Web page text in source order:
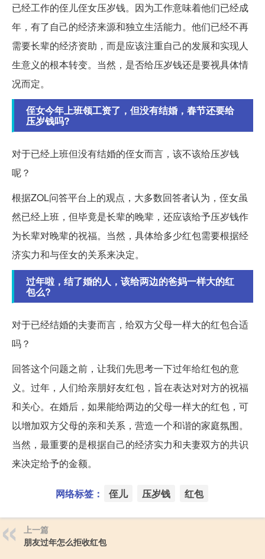
已经工作的侄儿侄女压岁钱。因为工作意味着他们已经成
年，有了自己的经济来源和独立生活能力。他们已经不再
需要长辈的经济资助，而是应该注重自己的发展和实现人
生意义的根本转变。当然，是否给压岁钱还是要视具体情
况而定。
侄女今年上班领工资了，但没有结婚，春节还要给
压岁钱吗?
对于已经上班但没有结婚的侄女而言，该不该给压岁钱
呢？
根据ZOL问答平台上的观点，大多数回答者认为，侄女虽
然已经上班，但毕竟是长辈的晚辈，还应该给予压岁钱作
为长辈对晚辈的祝福。当然，具体给多少红包需要根据经
济实力和与侄女的关系来决定。
过年啦，结了婚的人，该给两边的爸妈一样大的红
包么?
对于已经结婚的夫妻而言，给双方父母一样大的红包合适
吗？
回答这个问题之前，让我们先思考一下过年给红包的意
义。过年，人们给亲朋好友红包，旨在表达对对方的祝福
和关心。在婚后，如果能给两边的父母一样大的红包，可
以增加双方父母的亲和关系，营造一个和谐的家庭氛围。
当然，最重要的是根据自己的经济实力和夫妻双方的共识
来决定给予的金额。
网络标签： 侄儿 压岁钱 红包
上一篇
朋友过年怎么拒收红包